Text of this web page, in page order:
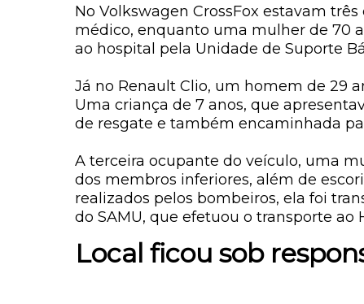
No Volkswagen CrossFox estavam
médico, enquanto uma mulher de 70
ao hospital pela Unidade de Suporte
Já no Renault Clio, um homem de 29
Uma criança de 7 anos, que
de resgate e também encaminhada
A terceira ocupante do veículo, uma
dos membros inferiores, além de
realizados pelos bombeiros, ela foi
do SAMU, que efetuou o transporte ao
Local ficou sob